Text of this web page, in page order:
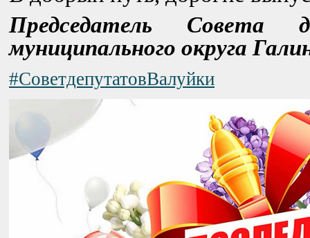
Председатель Совета
муниципального округа
#СоветдепутатовВалуйки